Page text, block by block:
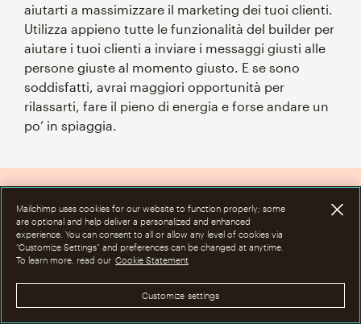
aiutarti a massimizzare il marketing dei tuoi clienti.
Utilizza appieno tutte le funzionalità del builder per
aiutare i tuoi clienti a inviare i messaggi giusti alle
persone giuste al momento giusto. E se sono
soddisfatti, avrai maggiori opportunità per
rilassarti, fare il pieno di energia e forse andare un
po’ in spiaggia.
Mailchimp & Co può
aiutarti a dare energia
alla tua attività
La nostra comunità di esperti di marketing,
Mailchimp uses cookies for our website to function properly; some
are optional and help deliver a personalized and enhanced
experience. You can consent to all or allow any level of cookies via
“Customize Settings” and preferences can be changed at anytime.
To learn more, read our Cookie Statement
Customize settings